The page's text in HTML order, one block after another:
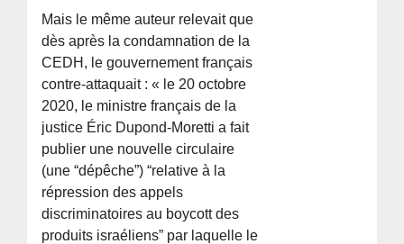
Mais le même auteur relevait que
dès après la condamnation de la
CEDH, le gouvernement français
contre-attaquait : « le 20 octobre
2020, le ministre français de la
justice Éric Dupond-Moretti a fait
publier une nouvelle circulaire
(une “dépêche”) “relative à la
répression des appels
discriminatoires au boycott des
produits israéliens” par laquelle le